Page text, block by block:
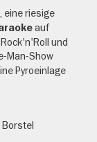
, eine riesige
auf
und
Man-Show
Pyroeinlage
Borstel